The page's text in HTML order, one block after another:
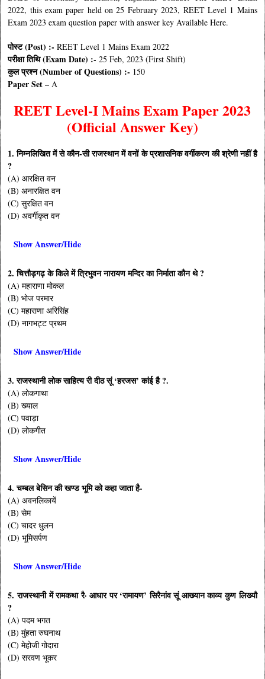
2022, this exam paper held on 25 February 2023, REET Level 1 Mains
Exam 2023 exam question paper with answer key Available Here.
पोस्ट (Post) :- REET Level 1 Mains Exam 2022
परीक्षा तिथि (Exam Date) :- 25 Feb, 2023 (First Shift)
कुल प्रश्न (Number of Questions) :- 150
Paper Set – A
REET Level-I Mains Exam Paper 2023
(Official Answer Key)
1. निम्नलिखित में से कौन-सी राजस्थान में वनों के प्रशासनिक वर्गीकरण की श्रेणी नहीं है
?
(A) आरक्षित वन
(B) अनारक्षित वन
(C) सुरक्षित वन
(D) अवर्गीकृत वन
Show Answer/Hide
2. चित्तौड़गढ़ के किले में त्रिभुवन नारायण मन्दिर का निर्माता कौन थे ?
(A) महाराणा मोकल
(B) भोज परमार
(C) महाराणा अरिसिंह
(D) नागभट्ट प्रथम
Show Answer/Hide
3. राजस्थानी लोक साहित्य री दीठ सूं ‘हरजस’ कांई है ?.
(A) लोकगाथा
(B) ख्याल
(C) पवाड़ा
(D) लोकगीत
Show Answer/Hide
4. चम्बल बेसिन की खण्ड भूमि को कहा जाता है-
(A) अवनलिकायें
(B) सेम
(C) चादर धुलन
(D) भूमिसर्पण
Show Answer/Hide
5. राजस्थानी में रामकथा रै· आधार पर ‘रामायण’ सिरैनांव सूं आख्यान काव्य कुण लिख्यौ
?
(A) पदम भगत
(B) मुंहता रुघनाथ
(C) मेहोजी गोदारा
(D) सरवण भूकर